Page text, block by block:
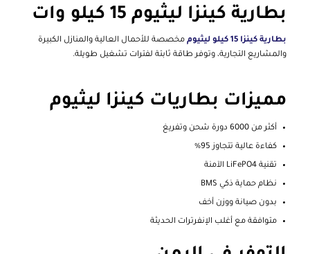
بطارية كينزا ليثيوم 15 كيلو وات
بطارية كينزا 15 كيلو ليثيوم
مخصصة للأحمال العالية والمنازل الكبيرة
والمشاريع التجارية، وتوفر طاقة ثابتة لفترات تشغيل طويلة.
مميزات بطاريات كينزا ليثيوم
أكثر من 6000 دورة شحن وتفريغ
كفاءة عالية تتجاوز 95%
تقنية LiFePO4 الآمنة
نظام حماية ذكي BMS
بدون صيانة ووزن أخف
متوافقة مع أغلب الإنفرترات الحديثة